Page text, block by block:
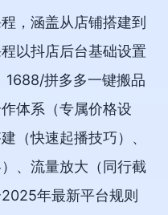
，涵盖从店铺搭建到
以抖店后台基础设置
1688/拼多多一键搬品
体系（专属价格设
（快速起播技巧）、
、流量放大（同行截
年最新平台规则